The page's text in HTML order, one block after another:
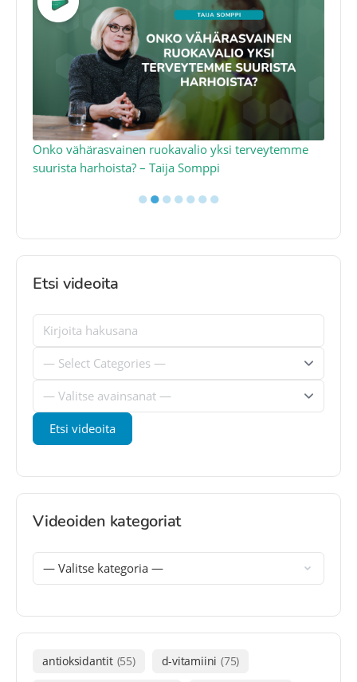
Onko vähärasvainen ruokavalio yksi terveytemme
suurista harhoista? – Taija Somppi
●●●●●●●
Etsi videoita
Videoiden kategoriat
antioksidantit (55) d-vitamiini (75)